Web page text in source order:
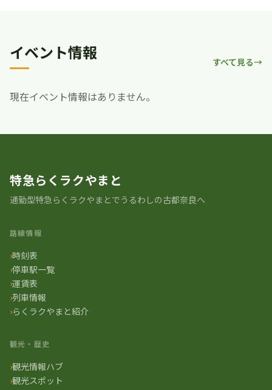
イベント情報 すべて見る
現在イベント情報はありません。
特急らくラクやまと
通勤型特急らくラクやまとでうるわしの古都奈良へ
路線情報
時刻表
停車駅一覧
運賃表
列車情報
らくラクやまと紹介
観光・歴史
観光情報ハブ
観光スポット